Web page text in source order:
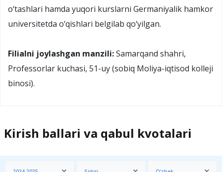
o‘tashlari hamda yuqori kurslarni Germaniyalik hamkor
universitetda o‘qishlari belgilab qo‘yilgan.
Filialni joylashgan manzili:Samarqand shahri,
Professorlar kuchasi, 51-uy (sobiq Moliya-iqtisod kolleji
binosi).
Kirish ballari va qabul kvotalari